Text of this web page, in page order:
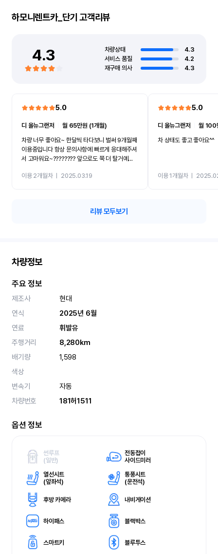
하모니렌트카_단기 고객리뷰
4.3 차량상태
4.3
서비스 품질
4.2
재구매 의사
4.3
5.0
디 올뉴그랜저 ㅣ월 65만원 (1개월)
차량 너무 좋아요~ 한달씩 타다보니 벌써 9개월째
이용중입니다 항상 문의사항에 빠르게 응대해주셔
서 고마워요~???????? 앞으로도 쭉 더 탈거예
이용 2개월차ㅣ 2025.03.19
5.0
디 올뉴그랜저 ㅣ월 100
차 상태도 좋고 좋아요^^
이용 1개월차ㅣ
리뷰 모두보기
차량정보
주요 정보
제조사
현대
연식
2025년 6월
연료
휘발유
주행거리
8,280km
배기량
1,598
색상
변속기
자동
차량번호
181허1511
옵션 정보
썬루프
(일반)
전동접이
사이드미러
열선시트
(앞좌석)
통풍시트
(운전석)
후방 카메라 내비게이션
하이패스 블랙박스
스마트키 블루투스